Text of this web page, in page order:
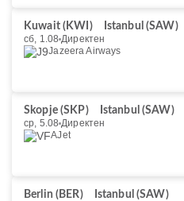
Kuwait (KWI)
Istanbul (SAW)
сб, 1.08 Директен
Jazeera Airways
Skopje (SKP)
Istanbul (SAW)
ср, 5.08 Директен
AJet
Berlin (BER)
Istanbul (SAW)